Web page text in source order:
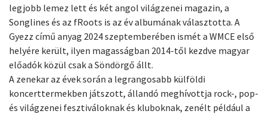
legjobb lemez lett és két angol világzenei magazin, a
Songlines és az fRoots is az év albumának választotta. A
Gyezz című anyag 2024 szeptemberében ismét a WMCE első
helyére került, ilyen magasságban 2014-től kezdve magyar
előadók közül csak a Söndörgő állt.
A zenekar az évek során a legrangosabb külföldi
koncerttermekben játszott, állandó meghívottja rock-, pop-
és világzenei fesztiváloknak és kluboknak, zenélt például a